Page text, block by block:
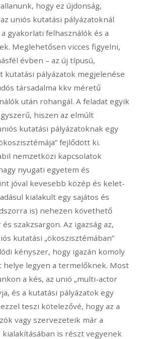
hogy ez újdonság,
uniós kutatási pályázatoknál
gyakorlati felhasználók és a
Meglehetősen vicces figyelni,
évben – az új típusú,
kutatási pályázatok megjelenése
társadalma kkv méretű
után rohangál. A feladat egyik
hiszen az elmúlt
kutatási pályázatoknak egy
fejlődött ki.
nemzetközi kapcsolatok
nyugati egyetem és
jóval kevesebb közép és kelet-
kialakult egy sajátos és
is) nehezen követhető
szakzsargon. Az igazság az,
kutatási „ökoszisztémában”
kényszer, hogy igazán komoly
helye legyen a termelőknek. Most
a kés, az unió „multi-actor
és a kutatási pályázatok egy
teszi kötelezővé, hogy az a
vagy szervezeteik már a
is részt vegyenek